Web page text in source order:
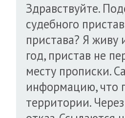
Здравствуйте.
судебного
пристава? Я живу
год, пристав не
месту прописки.
информацию, что
территории.